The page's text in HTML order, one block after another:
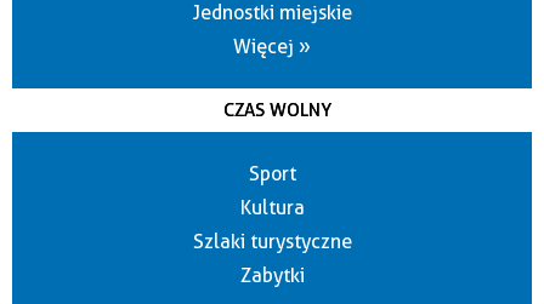
Jednostki miejskie
Więcej »
CZAS WOLNY
Sport
Kultura
Szlaki turystyczne
Zabytki